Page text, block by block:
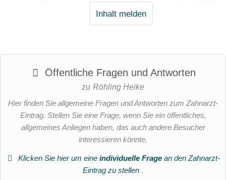
Inhalt melden
Öffentliche Fragen und Antworten
zu Röhling Heike
Hier finden Sie allgemeine Fragen und Antworten zum Zahnarzt-
Eintrag. Stellen Sie eine Frage, wenn Sie ein öffentliches,
allgemeines Anliegen haben, das auch andere Besucher
interessieren könnte.
Klicken Sie hier um eine individuelle Fragean den Zahnarzt-
Eintrag zu stellen .